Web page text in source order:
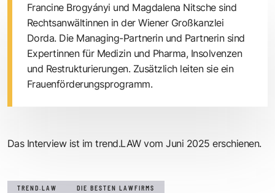
Francine Brogyányi und Magdalena Nitsche sind
Rechtsanwältinnen in der Wiener Großkanzlei
Dorda. Die Managing-Partnerin und Partnerin sind
Expertinnen für Medizin und Pharma, Insolvenzen
und Restrukturierungen. Zusätzlich leiten sie ein
Frauenförderungsprogramm.
Das Interview ist imtrend.LAW vom Juni 2025erschienen.
TREND.LAW
DIE BESTEN LAWFIRMS